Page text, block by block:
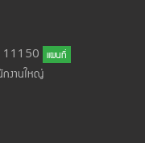
11150 แผนที่
งานใหญ่